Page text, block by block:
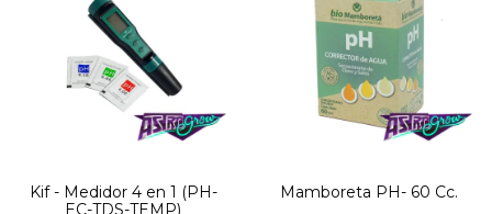
Kif - Medidor 4 en 1 (PH-
EC-TDS-TEMP)
Mamboreta PH- 60 Cc.